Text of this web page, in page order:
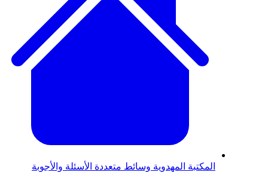
المهدويةوسائط متعددةالأسئلة والأجوبة